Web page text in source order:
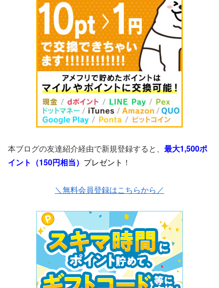
本ブログの友達紹介経由で新規登録すると、 最大1,500ポ
イント（150円相当） プレゼント ！
＼無料会員登録はこちらから／